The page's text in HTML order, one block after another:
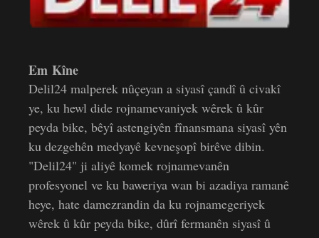
Em Kîne
Delil24 malperek nûçeyan a siyasî çandî û civakî
ye, ku hewl dide rojnamevaniyek wêrek û kûr
peyda bike, bêyî astengiyên fînansmana siyasî yên
ku dezgehên medyayê kevneşopî birêve dibin.
"Delil24" ji aliyê komek rojnamevanên
profesyonel ve ku baweriya wan bi azadiya ramanê
heye, hate damezrandin da ku rojnamegeriyek
wêrek û kûr peyda bike, dûrî fermanên siyasî û